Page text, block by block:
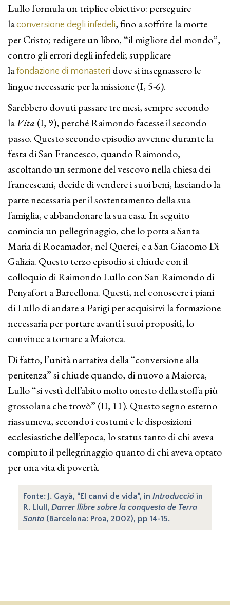
Lullo formula un triplice obiettivo: perseguire
laconversione degli infedeli, fino a soffrire la morte
per Cristo; redigere un libro, “il migliore del mondo”,
contro gli errori degli infedeli; supplicare
lafondazione di monasteri dove si insegnassero le
lingue necessarie per la missione (I, 5-6).
Sarebbero dovuti passare tre mesi, sempre secondo
la Vita (I, 9), perché Raimondo facesse il secondo
passo. Questo secondo episodio avvenne durante la
festa di San Francesco, quando Raimondo,
ascoltando un sermone del vescovo nella chiesa dei
francescani, decide di vendere i suoi beni, lasciando la
parte necessaria per il sostentamento della sua
famiglia, e abbandonare la sua casa. In seguito
comincia un pellegrinaggio, che lo porta a Santa
Maria di Rocamador, nel Querci, e a San Giacomo Di
Galizia. Questo terzo episodio si chiude con il
colloquio di Raimondo Lullo con San Raimondo di
Penyafort a Barcellona. Questi, nel conoscere i piani
di Lullo di andare a Parigi per acquisirvi la formazione
necessaria per portare avanti i suoi propositi, lo
convince a tornare a Maiorca.
Di fatto, l’unità narrativa della “conversione alla
penitenza” si chiude quando, di nuovo a Maiorca,
Lullo “si vestì dell’abito molto onesto della stoffa più
grossolana che trovò” (II, 11). Questo segno esterno
riassumeva, secondo i costumi e le disposizioni
ecclesiastiche dell’epoca, lo status tanto di chi aveva
compiuto il pellegrinaggio quanto di chi aveva optato
per una vita di povertà.
Fonte: J. Gayà, “El canvi de vida”, in Introducció in
R. Llull, Darrer llibre sobre la conquesta de Terra
Santa (Barcelona: Proa, 2002), pp 14-15.